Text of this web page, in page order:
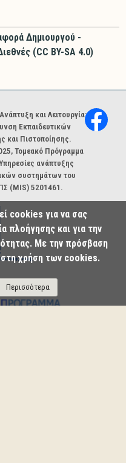
Δημιουργού -
(CC BY-SA 4.0)
και Λειτουργία:
Εκπαιδευτικών
και Πιστοποίησης.
Τομεακό Πρόγραμμα
ανάπτυξης
συστημάτων του
(MIS) 5201461.
cookies για να σας
πλοήγησης και για την
Με την πρόσβαση
χρήση των cookies.
Περισσότερα